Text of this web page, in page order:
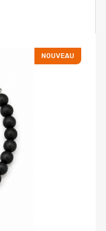
NOUVEAU